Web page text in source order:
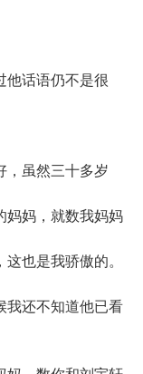
话语仍不是很
虽然三十多岁
妈妈，就数我妈妈
也是我骄傲的。
我还不知道他已看